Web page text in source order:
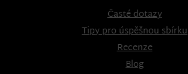
Časté dotazy
Tipy pro úspěšnou sbírku
Recenze
Blog